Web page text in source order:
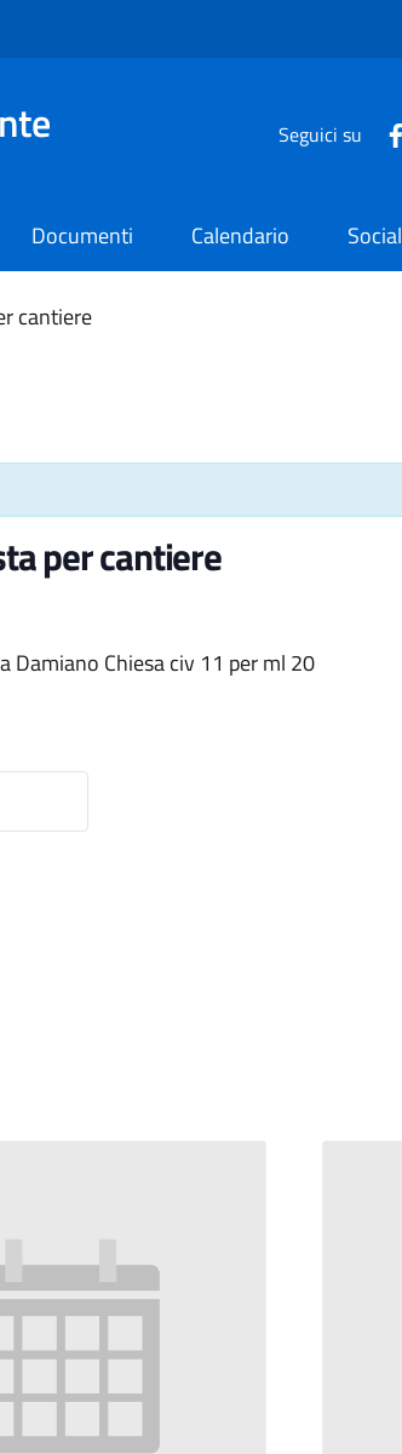
Seguici su
Documenti Calendario Social
cantiere
per cantiere
Chiesa civ 11 per ml 20